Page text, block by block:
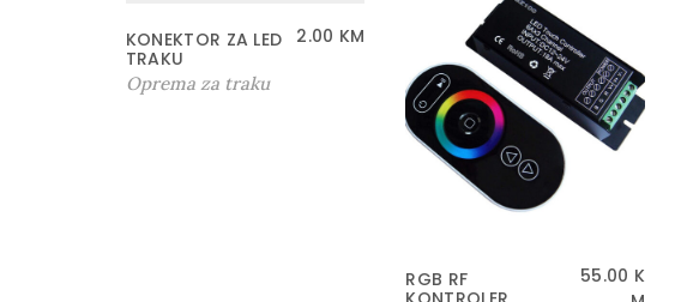
KONEKTOR ZA LED
TRAKU
2.00 KM
Oprema za traku
RGB RF
55.00 K